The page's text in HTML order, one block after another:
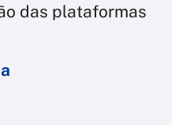
das plataformas